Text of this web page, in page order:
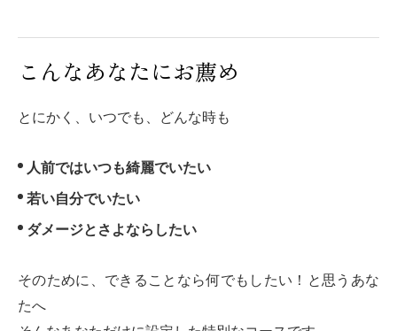
こんなあなたにお薦め
とにかく、いつでも、どんな時も
人前ではいつも綺麗でいたい
若い自分でいたい
ダメージとさよならしたい
そのために、できることなら何でもしたい！と思うあな
たへ